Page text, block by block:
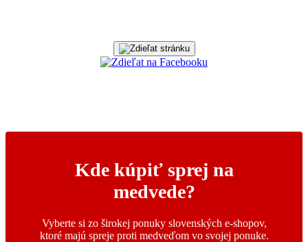
Kde kúpiť sprej na
medvede?
Vyberte si zo širokej ponuky slovenských e-shopov,
ktoré majú spreje proti medveďom vo svojej ponuke.